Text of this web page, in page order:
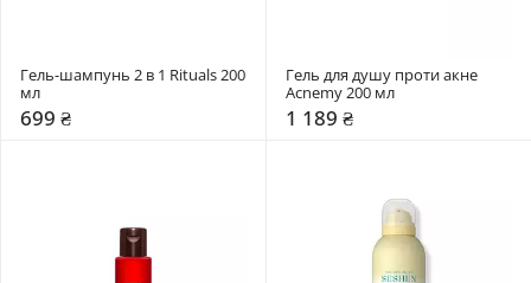
Гель-шампунь 2 в 1 Rituals 200
мл
699 ₴
Гель для душу проти акне
Acnemy 200 мл
1 189 ₴